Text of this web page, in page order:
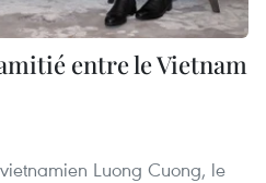
entre le Vietnam
Luong Cuong, le